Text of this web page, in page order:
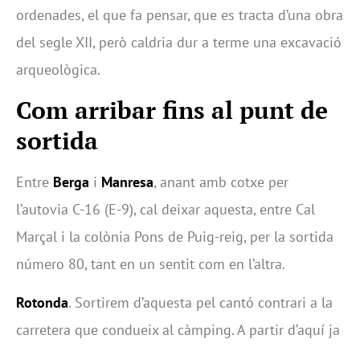
ordenades, el que fa pensar, que es tracta d’una obra
del segle XII, però caldria dur a terme una excavació
arqueològica.
Com arribar fins al punt de
sortida
Entre Berga i Manresa, anant amb cotxe per
l’autovia C-16 (E-9), cal deixar aquesta, entre Cal
Marçal i la colònia Pons de Puig-reig, per la sortida
número 80, tant en un sentit com en l’altra.
Rotonda. Sortirem d’aquesta pel cantó contrari a la
carretera que condueix al càmping. A partir d’aquí ja